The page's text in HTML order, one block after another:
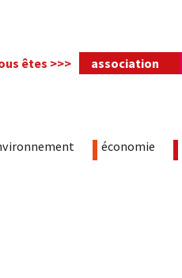
êtes >>> association
économie